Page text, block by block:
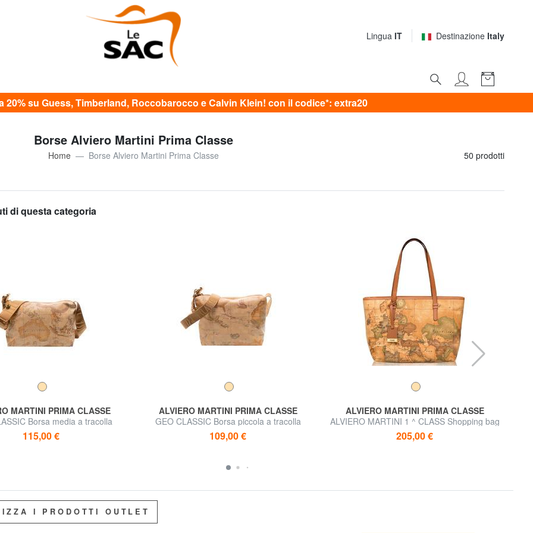
Lingua IT Destinazione Italy
20% su Guess, Timberland, Roccobarocco e Calvin Klein! con il codice*: extra20
Borse Alviero Martini Prima Classe
Home Borse Alviero Martini Prima Classe 50 prodotti
di questa categoria
MARTINI PRIMA CLASSE
Borsa media a tracolla
115,00 €
ALVIERO MARTINI PRIMA CLASSE
GEO CLASSIC Borsa piccola a tracolla
109,00 €
ALVIERO MARTINI PRIMA CLASSE
ALVIERO MARTINI 1 ^ CLASS Shopping bag
media, a spalla
205,00 €
I PRODOTTI OUTLET